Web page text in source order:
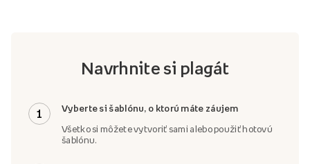
Navrhnite si plagát
1 Vyberte si šablónu, o ktorú máte záujem
Všetko si môžete vytvoriť sami alebo použiť hotovú
šablónu.